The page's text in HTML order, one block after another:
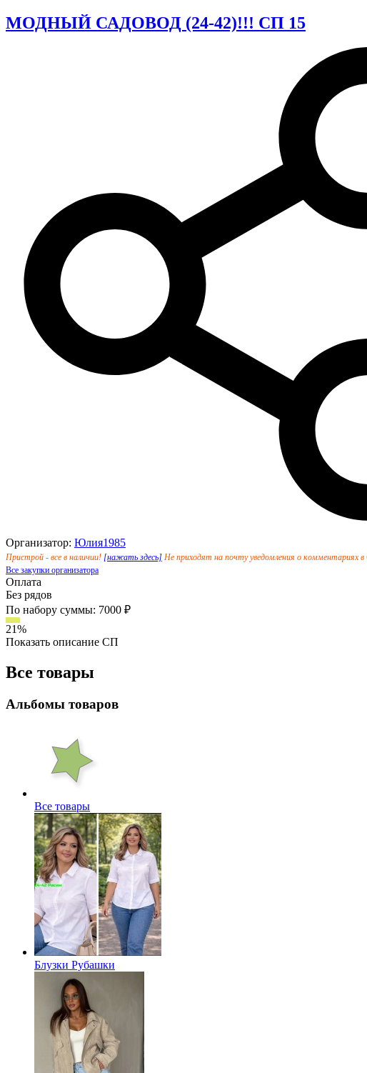
МОДНЫЙ САДОВОД (24-42)!!! СП 15
Организатор: Юлия1985
Пристрой - все в наличии! [нажать здесь] Не приходят на почту уведомления о комментариях
Все закупки организатора
Оплата
Без рядов
По набору суммы: 7000 ₽
21%
Показать описание СП
Все товары
Альбомы товаров
Все товары
Блузки Рубашки